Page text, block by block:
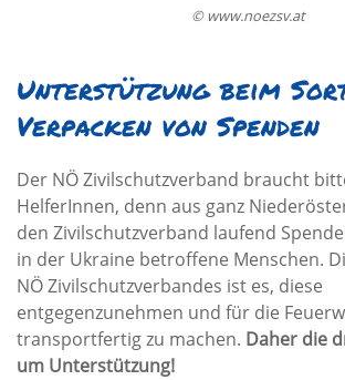
© www.noezsv.at
Unterstützung beim
Verpacken von Spenden
Der NÖ Zivilschutzverband braucht
HelferInnen, denn aus ganz
den Zivilschutzverband laufend
in der Ukraine betroffene Menschen.
NÖ Zivilschutzverbandes ist es, diese
entgegenzunehmen und für die
transportfertig zu machen. Daher die
um Unterstützung!